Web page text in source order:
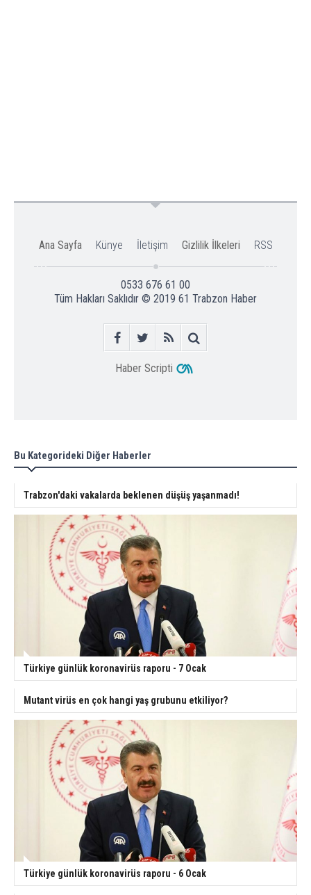
Ana Sayfa Künye İletişim Gizlilik İlkeleri RSS
0533 676 61 00
Tüm Hakları Saklıdır © 2019 61 Trabzon Haber
Haber Scripti
Bu Kategorideki Diğer Haberler
Trabzon'daki vakalarda beklenen düşüş yaşanmadı!
Türkiye günlük koronavirüs raporu - 7 Ocak
Mutant virüs en çok hangi yaş grubunu etkiliyor?
Türkiye günlük koronavirüs raporu - 6 Ocak